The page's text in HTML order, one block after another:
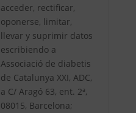
acceder, rectificar,
oponerse, limitar,
llevar y suprimir datos
escribiendo a
Associació de diabetis
de Catalunya XXI, ADC,
a C/ Aragó 63, ent. 2ª,
08015, Barcelona;